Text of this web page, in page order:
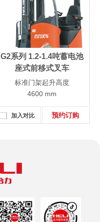
G2系列 1.2-1.4吨蓄电池
座式前移式叉车
标准门架起升高度
4600 mm
加入对比 预约订购